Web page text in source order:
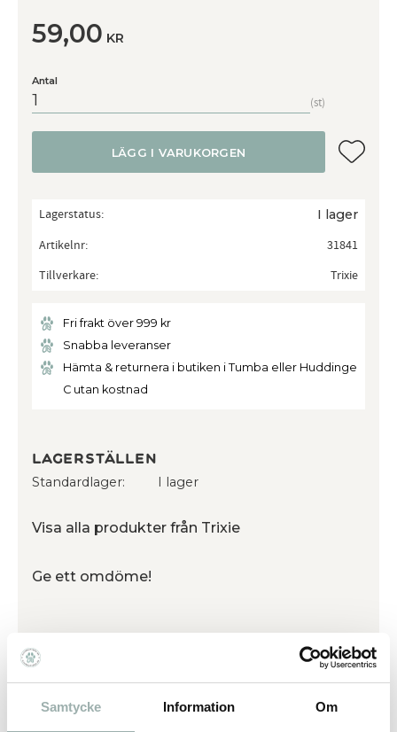
Samtycke Information Om
59,00 KR
Antal
st
LÄGG I VARUKORGEN Lägg
Lagerstatus I lager
Artikelnr
31841
Tillverkare
Trixie
Fri frakt över 999 kr
Snabba leveranser
Hämta & returnera i butiken i Tumba eller Huddinge
C utan kostnad
Lagerställen
Standardlager I lager
Visa alla produkter från Trixie
Ge ett omdöme!
- En god och smakrik paté på tub till hund tillverkad på
nötkött- Kan användas för att underlätta medicinering
eller kan ges som extra belöning - Glutenfritt - Inget
tillsatt socker - Tillverkad i EU Används gärna